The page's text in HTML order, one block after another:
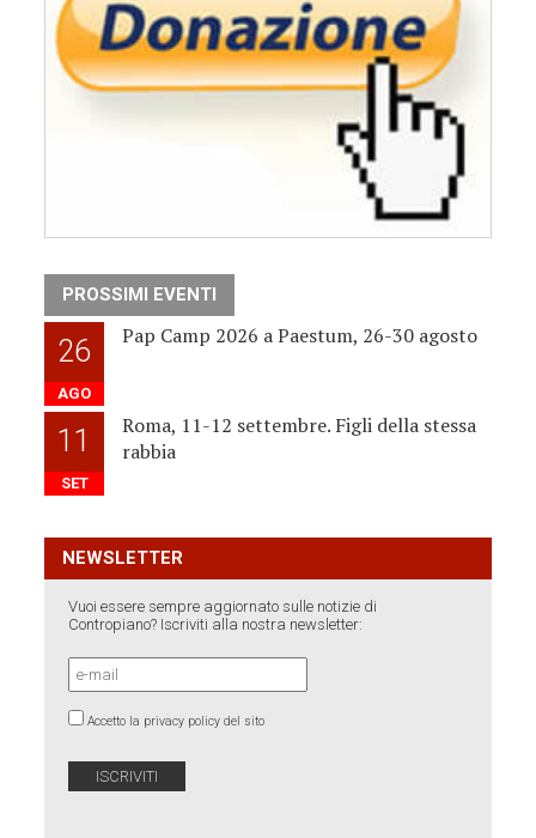
PROSSIMI EVENTI
26
AGO
Pap Camp 2026 a Paestum, 26-30 agosto
11
SET
Roma, 11-12 settembre. Figli della stessa
rabbia
NEWSLETTER
Vuoi essere sempre aggiornato sulle notizie di
Contropiano? Iscriviti alla nostra newsletter:
Accetto la privacy policy del sito